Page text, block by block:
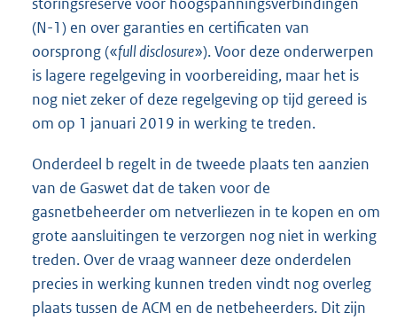
(N-1) en over garanties en certificaten van
oorsprong («full disclosure»). Voor deze onderwerpen
is lagere regelgeving in voorbereiding, maar het is
nog niet zeker of deze regelgeving op tijd gereed is
om op 1 januari 2019 in werking te treden.
Onderdeel b regelt in de tweede plaats ten aanzien
van de Gaswet dat de taken voor de
gasnetbeheerder om netverliezen in te kopen en om
grote aansluitingen te verzorgen nog niet in werking
treden. Over de vraag wanneer deze onderdelen
precies in werking kunnen treden vindt nog overleg
plaats tussen de ACM en de netbeheerders. Dit zijn